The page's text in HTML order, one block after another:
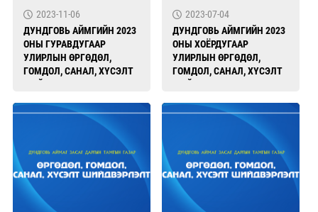
2023-11-06
ДУНДГОВЬ АЙМГИЙН 2023
ОНЫ ГУРАВДУГААР
УЛИРЛЫН ӨРГӨДӨЛ,
ГОМДОЛ, САНАЛ, ХҮСЭЛТ
2023-07-04
ДУНДГОВЬ АЙМГИЙН 2023
ОНЫ ХОЁРДУГААР
УЛИРЛЫН ӨРГӨДӨЛ,
ГОМДОЛ, САНАЛ, ХҮСЭЛТ